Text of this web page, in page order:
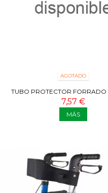
AGOTADO
TUBO PROTECTOR FORRADO
7,57 €
MÁS